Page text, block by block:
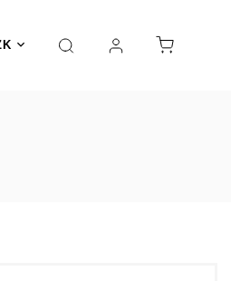
Fyzioterapie